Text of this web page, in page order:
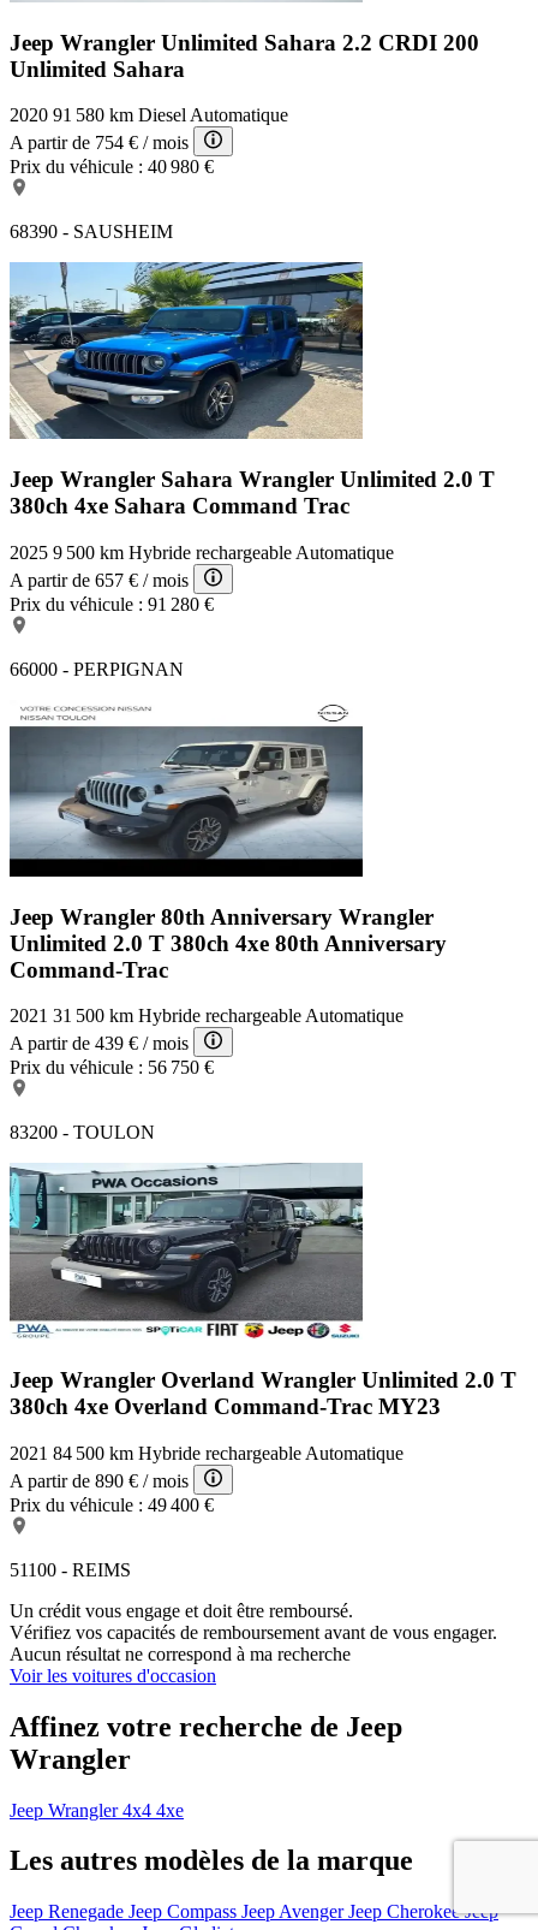
Jeep Wrangler Unlimited Sahara 2.2 CRDI 200
Unlimited Sahara
2020 91 580 km Diesel Automatique
A partir de 754 € / mois
Prix du véhicule : 40 980 €
68390 - SAUSHEIM
Jeep Wrangler Sahara Wrangler Unlimited 2.0 T
380ch 4xe Sahara Command Trac
2025 9 500 km Hybride rechargeable Automatique
A partir de 657 € / mois
Prix du véhicule : 91 280 €
66000 - PERPIGNAN
Jeep Wrangler 80th Anniversary Wrangler
Unlimited 2.0 T 380ch 4xe 80th Anniversary
Command-Trac
2021 31 500 km Hybride rechargeable Automatique
A partir de 439 € / mois
Prix du véhicule : 56 750 €
83200 - TOULON
Jeep Wrangler Overland Wrangler Unlimited 2.0 T
380ch 4xe Overland Command-Trac MY23
2021 84 500 km Hybride rechargeable Automatique
A partir de 890 € / mois
Prix du véhicule : 49 400 €
51100 - REIMS
Un crédit vous engage et doit être remboursé.
Vérifiez vos capacités de remboursement avant de vous engager.
Aucun résultat ne correspond à ma recherche
Voir les voitures d'occasion
Affinez votre recherche de Jeep
Wrangler
Jeep Wrangler 4x4 4xe
Les autres modèles de la marque
Jeep Renegade Jeep Compass Jeep Avenger Jeep Cherokee Jeep